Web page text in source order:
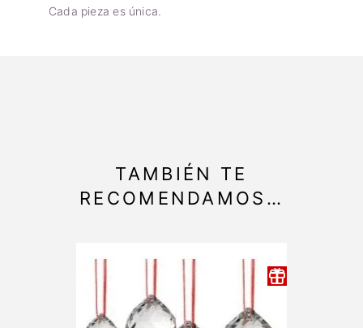
Cada pieza es única.
TAMBIÉN TE
RECOMENDAMOS…